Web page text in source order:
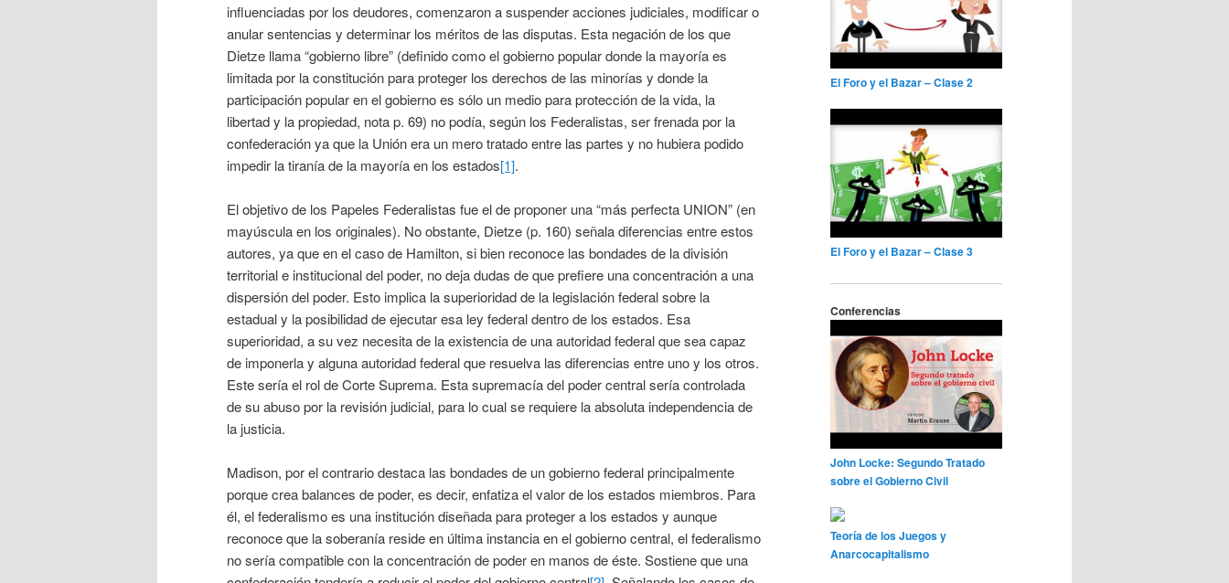
influenciadas por los deudores, comenzaron a suspender acciones judiciales, modificar o
anular sentencias y determinar los méritos de las disputas. Esta negación de los que
Dietze llama “gobierno libre” (definido como el gobierno popular donde la mayoría es
limitada por la constitución para proteger los derechos de las minorías y donde la
participación popular en el gobierno es sólo un medio para protección de la vida, la
libertad y la propiedad, nota p. 69) no podía, según los Federalistas, ser frenada por la
confederación ya que la Unión era un mero tratado entre las partes y no hubiera podido
impedir la tiranía de la mayoría en los estados[1].
El objetivo de los Papeles Federalistas fue el de proponer una “más perfecta UNION” (en
mayúscula en los originales). No obstante, Dietze (p. 160) señala diferencias entre estos
autores, ya que en el caso de Hamilton, si bien reconoce las bondades de la división
territorial e institucional del poder, no deja dudas de que prefiere una concentración a una
dispersión del poder. Esto implica la superioridad de la legislación federal sobre la
estadual y la posibilidad de ejecutar esa ley federal dentro de los estados. Esa
superioridad, a su vez necesita de la existencia de una autoridad federal que sea capaz
de imponerla y alguna autoridad federal que resuelva las diferencias entre uno y los otros.
Este sería el rol de Corte Suprema. Esta supremacía del poder central sería controlada
de su abuso por la revisión judicial, para lo cual se requiere la absoluta independencia de
la justicia.
Madison, por el contrario destaca las bondades de un gobierno federal principalmente
porque crea balances de poder, es decir, enfatiza el valor de los estados miembros. Para
él, el federalismo es una institución diseñada para proteger a los estados y aunque
reconoce que la soberanía reside en última instancia en el gobierno central, el federalismo
no sería compatible con la concentración de poder en manos de éste. Sostiene que una
El Foro y el Bazar – Clase 2
El Foro y el Bazar – Clase 3
Conferencias
John Locke: Segundo Tratado
sobre el Gobierno Civil
Teoría de los Juegos y
Anarcocapitalismo